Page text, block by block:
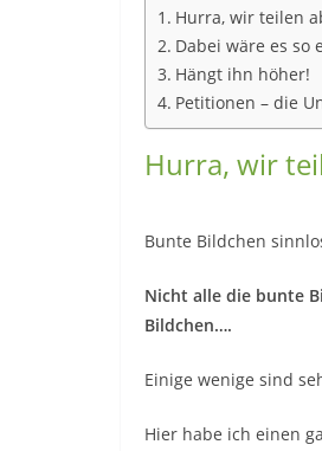
Hurra, wir
Dabei wäre es so
Hängt ihn höher!
Petitionen – die
Hurra, wir
Bunte Bildchen
Nicht alle die bunte
Bildchen….
Einige wenige sind
Hier habe ich einen